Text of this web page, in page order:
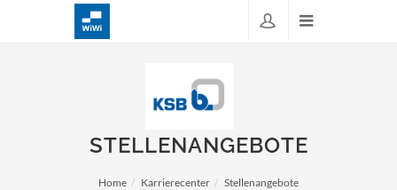
STELLENANGEBOTE
Home Karrierecenter
Stellenangebote